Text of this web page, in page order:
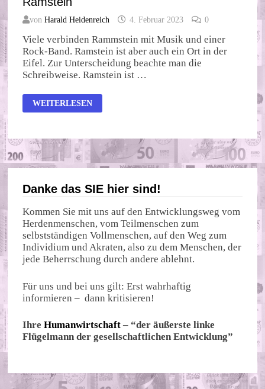
vonHarald Heidenreich 4. Februar 2023 0
Viele verbinden Rammstein mit Musik und einer
Rock-Band. Ramstein ist aber auch ein Ort in der
Eifel. Zur Unterscheidung beachte man die
Schreibweise. Ramstein ist …
RAMSTEIN
WEITERLESEN
Danke das SIE hier sind!
Kommen Sie mit uns auf den Entwicklungsweg vom
Herdenmenschen, vom Teilmenschen zum
selbstständigen Vollmenschen, auf den Weg zum
Individium und Akraten, also zu dem Menschen, der
jede Beherrschung durch andere ablehnt.
Für uns und bei uns gilt: Erst wahrhaftig
informieren – dann kritisieren!
IhreHumanwirtschaft – “der äußerste linke
Flügelmann der gesellschaftlichen Entwicklung”